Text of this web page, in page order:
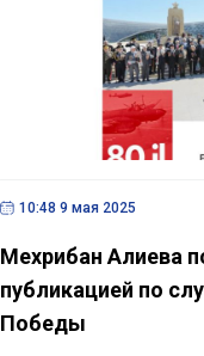
10:48 9 мая 2025
Мехрибан Алиева
публикацией по
Победы